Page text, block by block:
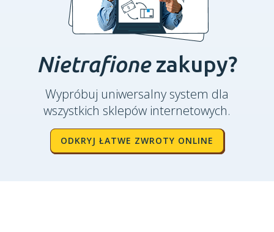
Nietrafionezakupy?
Wypróbuj uniwersalny system dla
wszystkich sklepów internetowych.
ODKRYJ ŁATWE ZWROTY ONLINE